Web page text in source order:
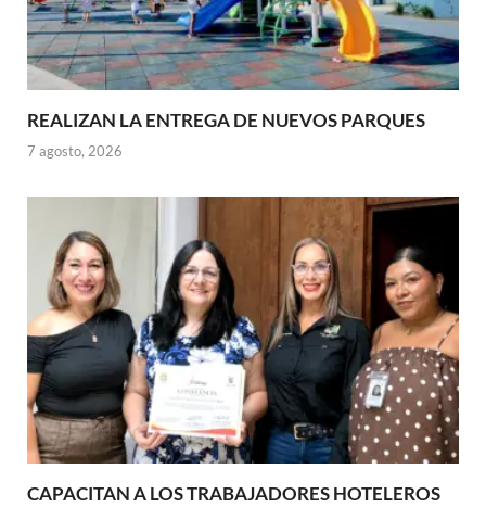
REALIZAN LA ENTREGA DE NUEVOS PARQUES
7 agosto, 2026
CAPACITAN A LOS TRABAJADORES HOTELEROS